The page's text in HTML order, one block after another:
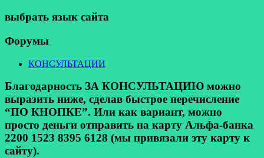
выбрать язык сайта
Форумы
КОНСУЛЬТАЦИИ
Благодарность ЗА КОНСУЛЬТАЦИЮ можно
выразить ниже, сделав быстрое перечисление
“ПО КНОПКЕ”. Или как вариант, можно
просто деньги отправить на карту Альфа-банка
2200 1523 8395 6128 (мы привязали эту карту к
сайту).